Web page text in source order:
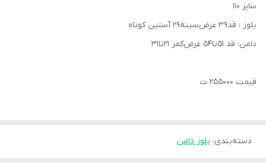
سایز ۱۱۰
بلوز : قد۳۹ عرض‌سینه۲۹ آستین کوتاه
دامن: قد ۵۱تا۵۴ عرض‌کمر ۲۱تا۳۱
قیمت ۲۵۵۰۰۰ ت
دسته‌بندی: بلوز دامن